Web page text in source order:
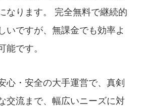
なります。 完全無料で継続的
いですが、無課金でも効率よ
能です。
心・安全の大手運営で、真剣
交流まで、幅広いニーズに対